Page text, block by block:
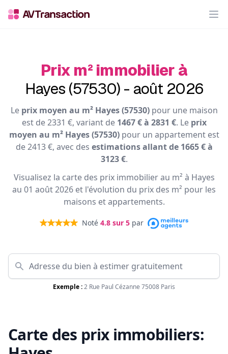
Prix m² immobilier à
Hayes (57530) - août 2026
Le prix moyen au m² Hayes (57530)pour une maison
est de 2331 €, variant de 1467 € à 2831 €. Le prix
moyen au m² Hayes (57530)pour un appartement est
de 2413 €, avec des estimations allant de 1665 € à
3123 €.
Visualisez la carte des prix immobilier au m² à Hayes
au 01 août 2026 et l'évolution du prix des m² pour les
maisons et appartements.
Noté 4.8 sur 5 par
Exemple :2 Rue Paul Cézanne 75008 Paris
Carte des prix immobiliers: